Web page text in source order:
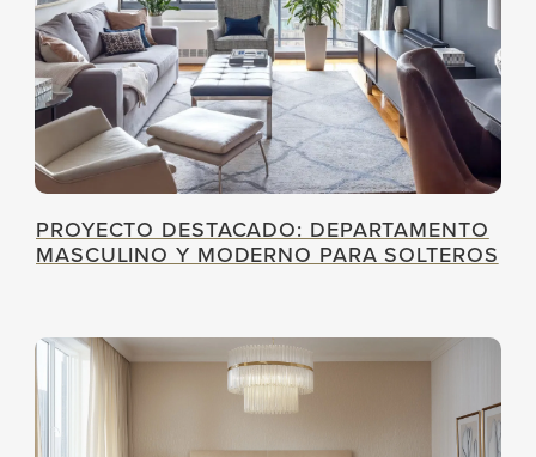
PROYECTO DESTACADO: DEPARTAMENTO
MASCULINO Y MODERNO PARA SOLTEROS